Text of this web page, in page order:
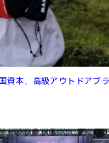
資本、高級アウトドアブ